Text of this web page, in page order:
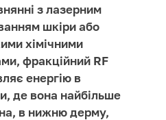
з лазерним
шкіри або
хімічними
фракційний RF
енергію в
де вона найбільше
в нижню дерму,